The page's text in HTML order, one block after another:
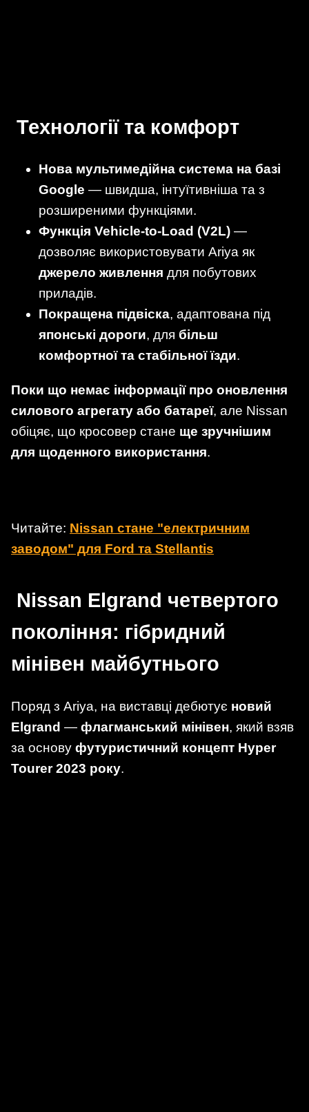
Технології та комфорт
Нова мультимедійна система на базі
Google — швидша, інтуїтивніша та з
розширеними функціями.
Функція Vehicle-to-Load (V2L) —
дозволяє використовувати Ariya як
джерело живлення для побутових
приладів.
Покращена підвіска, адаптована під
японські дороги, для більш
комфортної та стабільної їзди.
Поки що немає інформації про оновлення
силового агрегату або батареї, але Nissan
обіцяє, що кросовер стане ще зручнішим
для щоденного використання.
Читайте: Nissan стане "електричним
заводом" для Ford та Stellantis
Nissan Elgrand четвертого
покоління: гібридний
мінівен майбутнього
Поряд з Ariya, на виставці дебютує новий
Elgrand — флагманський мінівен, який взяв
за основу футуристичний концепт Hyper
Tourer 2023 року.